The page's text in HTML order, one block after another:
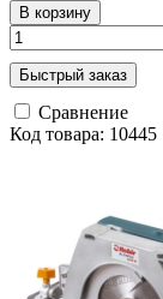
В корзину
Быстрый заказ
Сравнение
Код товара: 10445